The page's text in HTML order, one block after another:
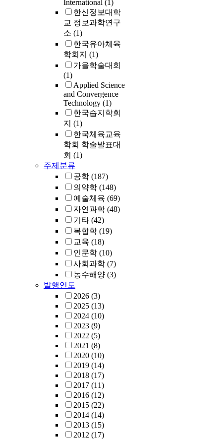
International (1)
한신정보대학
교 정보과학연구
소 (1)
한국유아체육
학회지 (1)
가을학술대회
(1)
Applied Science
and Convergence
Technology (1)
한국습지학회
지 (1)
한국체육교육
학회 학술발표대
회 (1)
주제분류
공학 (187)
의약학 (148)
예술체육 (69)
자연과학 (48)
기타 (42)
복합학 (19)
교육 (18)
인문학 (10)
사회과학 (7)
농수해양 (3)
발행연도
2026 (3)
2025 (13)
2024 (10)
2023 (9)
2022 (5)
2021 (8)
2020 (10)
2019 (14)
2018 (17)
2017 (11)
2016 (12)
2015 (22)
2014 (14)
2013 (15)
2012 (17)